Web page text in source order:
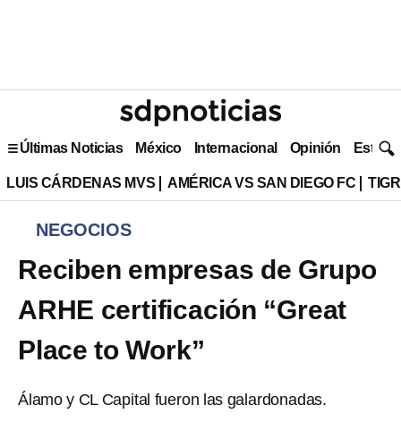
Últimas Noticias México Internacional Opinión Estilo
LUIS CÁRDENAS MVS AMÉRICA VS SAN DIEGO FC
NEGOCIOS
Reciben empresas de Grupo
ARHE certificación “Great
Place to Work”
Álamo y CL Capital fueron las galardonadas.